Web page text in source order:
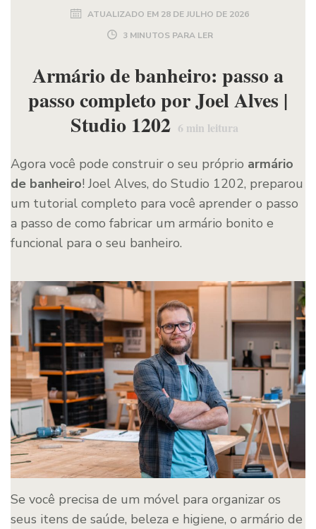
ATUALIZADO EM 28 DE JULHO DE 2026
3 MINUTOS PARA LER
Armário de banheiro: passo a
passo completo por Joel Alves |
Studio 1202 6 min leitura
Agora você pode construir o seu próprio armário
de banheiro! Joel Alves, do Studio 1202, preparou
um tutorial completo para você aprender o passo
a passo de como fabricar um armário bonito e
funcional para o seu banheiro.
Se você precisa de um móvel para organizar os
seus itens de saúde, beleza e higiene, o armário de